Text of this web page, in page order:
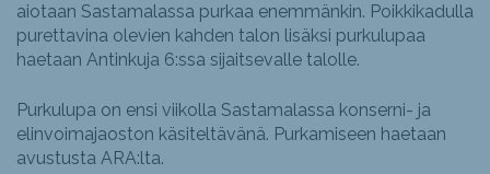
aiotaan Sastamalassa purkaa enemmänkin. Poikkikadulla
purettavina olevien kahden talon lisäksi purkulupaa
haetaan Antinkuja 6:ssa sijaitsevalle talolle.
Purkulupa on ensi viikolla Sastamalassa konserni- ja
elinvoimajaoston käsiteltävänä. Purkamiseen haetaan
avustusta ARA:lta.